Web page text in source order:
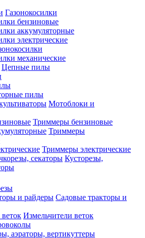
Газонокосилки
бензиновые
аккумуляторные
электрические
механические
Цепные пилы
пилы
Мотоблоки и
Триммеры бензиновые
Триммеры
Триммеры электрические
Кусторезы,
Садовые тракторы и
Измельчители веток